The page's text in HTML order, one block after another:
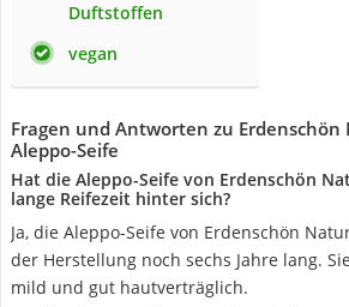
Duftstoffen
vegan
Fragen und Antworten zu
Aleppo-Seife
Hat die Aleppo-Seife von Erdenschön
lange Reifezeit hinter sich?
Ja, die Aleppo-Seife von Erdenschön
der Herstellung noch sechs Jahre lang.
mild und gut hautverträglich.